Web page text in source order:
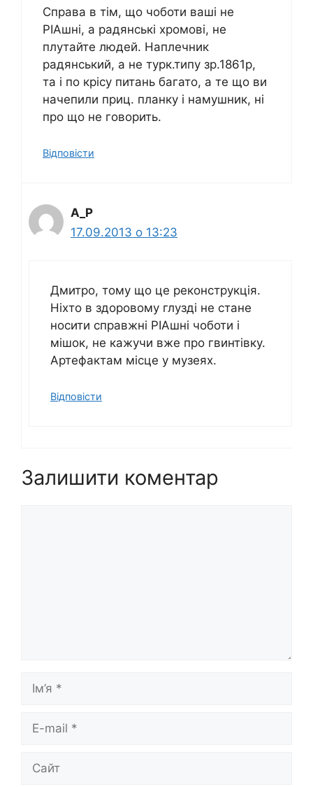
Справа в тім, що чоботи ваші не
РІАшні, а радянські хромові, не
плутайте людей. Наплечник
радянський, а не турк.типу зр.1861р,
та і по крісу питань багато, а те що ви
начепили приц. планку і намушник, ні
про що не говорить.
Відповіcти
A_P
17.09.2013 о 13:23
Дмитро, тому що це реконструкція.
Ніхто в здоровому глузді не стане
носити справжні РІАшні чоботи і
мішок, не кажучи вже про гвинтівку.
Артефактам місце у музеях.
Відповіcти
Залишити коментар
Ім’я
Сайт